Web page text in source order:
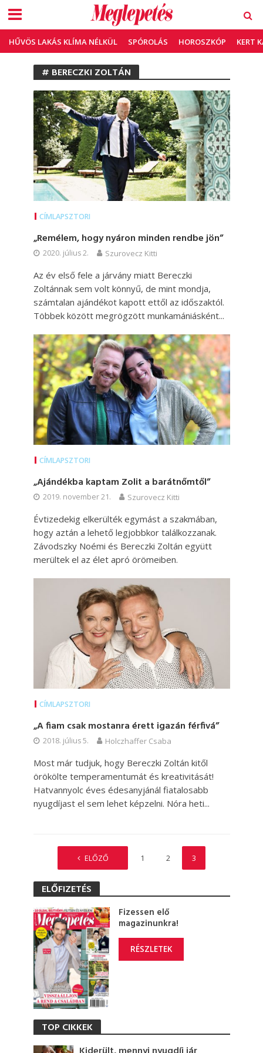
HŰVÖS LAKÁS KLÍMA NÉLKÜL SPÓROLÁS HOROSZKÓP KERT
# BERECZKI ZOLTÁN
CÍMLAPSZTORI
„Remélem, hogy nyáron minden rendbe jön”
2020. július 2. Szurovecz Kitti
Az év első fele a járvány miatt Bereczki
Zoltánnak sem volt könnyű, de mint mondja,
számtalan ajándékot kapott ettől az időszaktól.
Többek között megrögzött munkamániásként...
CÍMLAPSZTORI
„Ajándékba kaptam Zolit a barátnőmtől”
2019. november 21. Szurovecz Kitti
Évtizedekig elkerülték egymást a szakmában,
hogy aztán a lehető legjobbkor találkozzanak.
Závodszky Noémi és Bereczki Zoltán együtt
merültek el az élet apró örömeiben.
CÍMLAPSZTORI
„A fiam csak mostanra érett igazán férfivá”
2018. július 5. Holczhaffer Csaba
Most már tudjuk, hogy Bereczki Zoltán kitől
örökölte temperamentumát és kreativitását!
Hatvannyolc éves édesanyjánál fiatalosabb
nyugdíjast el sem lehet képzelni. Nóra heti...
ELŐZŐ 1 2 3
ELŐFIZETÉS
Fizessen elő
magazinunkra!
RÉSZLETEK
TOP CIKKEK